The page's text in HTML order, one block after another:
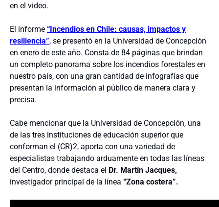
en el video.
El informe “Incendios en Chile: causas, impactos y
resiliencia”, se presentó en la Universidad de Concepción
en enero de este año. Consta de 84 páginas que brindan
un completo panorama sobre los incendios forestales en
nuestro país, con una gran cantidad de infografías que
presentan la información al público de manera clara y
precisa.
Cabe mencionar que la Universidad de Concepción, una
de las tres instituciones de educación superior que
conforman el (CR)2, aporta con una variedad de
especialistas trabajando arduamente en todas las líneas
del Centro, donde destaca el Dr. Martín Jacques,
investigador principal de la línea “Zona costera”.